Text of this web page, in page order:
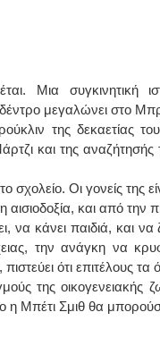
Μια
μεγαλώνει στο
της δεκαετίας
και της
σχολείο. Οι γονείς
και από την
κάνει παιδιά, και να
την ανάγκη να
ότι επιτέλους
της οικογενειακής
η Μπέτι Σμιθ θα